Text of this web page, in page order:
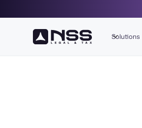
Solutions